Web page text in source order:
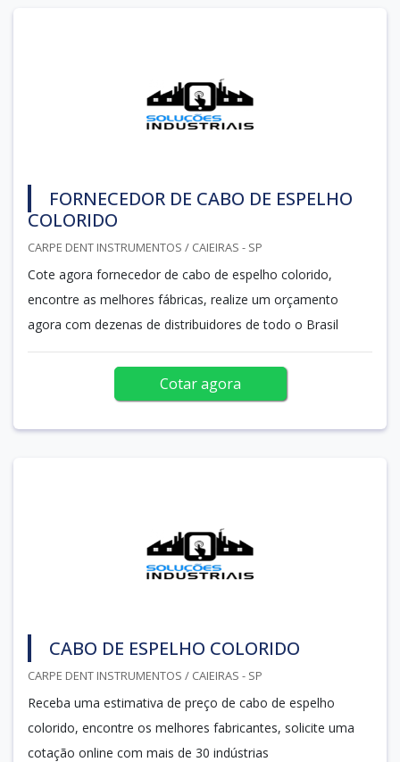
FORNECEDOR DE CABO DE ESPELHO
COLORIDO
CARPE DENT INSTRUMENTOS / CAIEIRAS - SP
Cote agora fornecedor de cabo de espelho colorido,
encontre as melhores fábricas, realize um orçamento
agora com dezenas de distribuidores de todo o Brasil
Cotar agora
CABO DE ESPELHO COLORIDO
CARPE DENT INSTRUMENTOS / CAIEIRAS - SP
Receba uma estimativa de preço de cabo de espelho
colorido, encontre os melhores fabricantes, solicite uma
cotação online com mais de 30 indústrias